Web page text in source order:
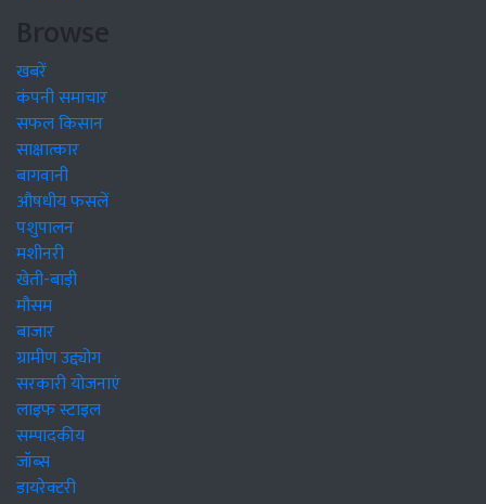
Browse
खबरें
कंपनी समाचार
सफल किसान
साक्षात्कार
बागवानी
औषधीय फसलें
पशुपालन
मशीनरी
खेती-बाड़ी
मौसम
बाजार
ग्रामीण उद्द्योग
सरकारी योजनाएं
लाइफ स्टाइल
सम्पादकीय
जॉब्स
डायरेक्टरी